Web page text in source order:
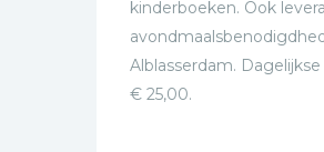
kinderboeken. Ook
Alblasserdam.
€ 25,00.